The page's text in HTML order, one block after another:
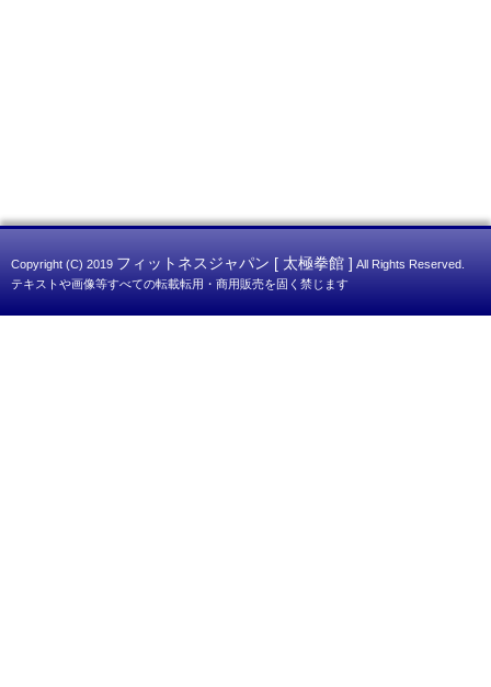
Copyright (C) 2019 フィットネスジャパン [ 太極拳館 ] All Rights Reserved.
テキストや画像等すべての転載転用・商用販売を固く禁じます